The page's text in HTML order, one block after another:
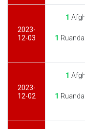
2023-
12-03
1
1
2023-
12-02
1
1